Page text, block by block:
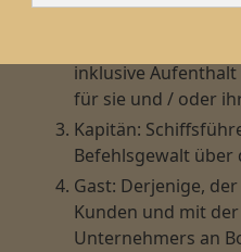
inklusive Aufenthalt
für sie und / oder
Kapitän:
Befehlsgewalt über
Gast: Derjenige,
Kunden und mit
Unternehmers an